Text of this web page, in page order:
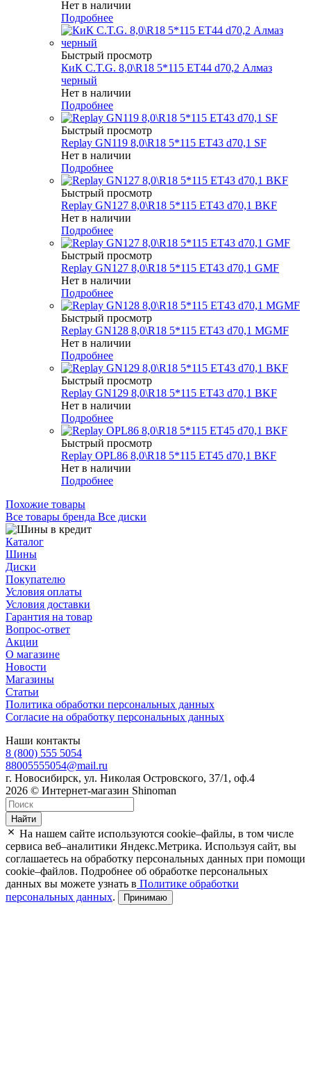
Нет в наличии
Подробнее
Быстрый просмотр
КиК C.T.G. 8,0\R18 5*115 ET44 d70,2 Алмаз
черный
Нет в наличии
Подробнее
Быстрый просмотр
Replay GN119 8,0\R18 5*115 ET43 d70,1 SF
Нет в наличии
Подробнее
Быстрый просмотр
Replay GN127 8,0\R18 5*115 ET43 d70,1 BKF
Нет в наличии
Подробнее
Быстрый просмотр
Replay GN127 8,0\R18 5*115 ET43 d70,1 GMF
Нет в наличии
Подробнее
Быстрый просмотр
Replay GN128 8,0\R18 5*115 ET43 d70,1 MGMF
Нет в наличии
Подробнее
Быстрый просмотр
Replay GN129 8,0\R18 5*115 ET43 d70,1 BKF
Нет в наличии
Подробнее
Быстрый просмотр
Replay OPL86 8,0\R18 5*115 ET45 d70,1 BKF
Нет в наличии
Подробнее
Похожие товары
Все товары бренда Все диски
Каталог
Шины
Диски
Покупателю
Условия оплаты
Условия доставки
Гарантия на товар
Вопрос-ответ
Акции
О магазине
Новости
Магазины
Статьи
Политика обработки персональных данных
Согласие на обработку персональных данных
Наши контакты
8 (800) 555 5054
88005555054@mail.ru
г. Новосибирск, ул. Николая Островского, 37/1, оф.4
2026 © Интернет-магазин Shinoman
Найти
На нашем сайте используются cookie–файлы, в том числе
сервиса веб–аналитики Яндекс.Метрика. Используя сайт, вы
соглашаетесь на обработку персональных данных при помощи
cookie–файлов. Подробнее об обработке персональных
данных вы можете узнать в Политике обработки
персональных данных. Принимаю